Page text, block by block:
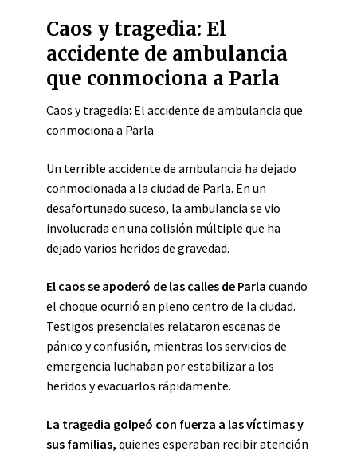
Caos y tragedia: El
accidente de ambulancia
que conmociona a Parla
Caos y tragedia: El accidente de ambulancia que
conmociona a Parla
Un terrible accidente de ambulancia ha dejado
conmocionada a la ciudad de Parla. En un
desafortunado suceso, la ambulancia se vio
involucrada en una colisión múltiple que ha
dejado varios heridos de gravedad.
El caos se apoderó de las calles de Parla cuando
el choque ocurrió en pleno centro de la ciudad.
Testigos presenciales relataron escenas de
pánico y confusión, mientras los servicios de
emergencia luchaban por estabilizar a los
heridos y evacuarlos rápidamente.
La tragedia golpeó con fuerza a las víctimas y
sus familias, quienes esperaban recibir atención